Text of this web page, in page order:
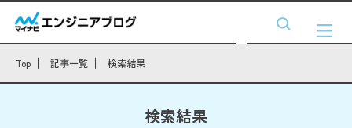
Top 記事一覧 検索結果
検索結果